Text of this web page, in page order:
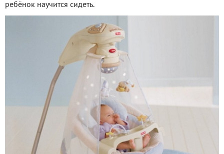
ребёнок научится сидеть.